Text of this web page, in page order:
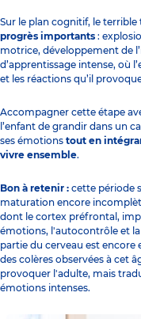
Sur le plan cognitif, le
progrès importants :
motrice, développement de
d’apprentissage intense, où
et les réactions qu’il
Accompagner cette étape
l’enfant de grandir dans un
ses émotions tout en
vivre ensemble.
Bon à retenir : cette période
maturation encore
dont le cortex préfrontal,
émotions, l'autocontrôle et
partie du cerveau est
des colères observées à cet
provoquer l'adulte, mais
émotions intenses.